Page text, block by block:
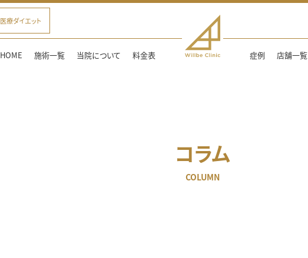
医療ダイエット
HOME 施術一覧 当院について 料金表 症例 店舗一覧
コラム
COLUMN